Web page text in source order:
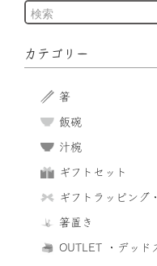
カテゴリー
箸
飯碗
汁椀
ギフトセット
ギフトラッピング
箸置き
OUTLET ・デッド